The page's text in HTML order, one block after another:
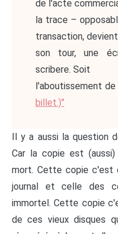
de l'acte
la trace –
transaction,
son tour, une
scribere. Soit
l'aboutissement de
billet.)"
Il y a aussi la question
Car la copie est
mort. Cette copie c'est
journal et celle des
immortel. Cette copie
de ces vieux disques